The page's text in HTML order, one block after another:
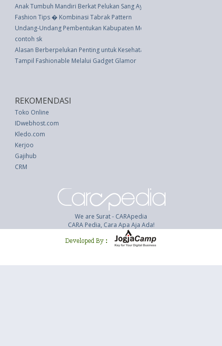
Anak Tumbuh Mandiri Berkat Pelukan Sang Ayah
Fashion Tips � Kombinasi Tabrak Pattern
Undang-Undang Pembentukan Kabupaten Melawi Dan Kabupaten
contoh sk
Alasan Berberpelukan Penting untuk Kesehatan Mental dan Fisik Kita
Tampil Fashionable Melalui Gadget Glamor
REKOMENDASI
Toko Online
IDwebhost.com
Kledo.com
Kerjoo
Gajihub
CRM
We are Surat - CARApedia
CARA Pedia, Cara Apa Aja Ada!